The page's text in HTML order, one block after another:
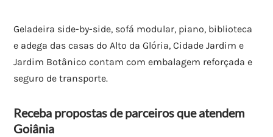
Geladeira side-by-side, sofá modular, piano, biblioteca
e adega das casas do Alto da Glória, Cidade Jardim e
Jardim Botânico contam com embalagem reforçada e
seguro de transporte.
Receba propostas de parceiros que atendem
Goiânia